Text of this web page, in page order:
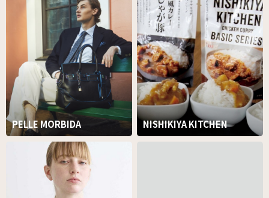
PELLE MORBIDA NISHIKIYA KITCHEN